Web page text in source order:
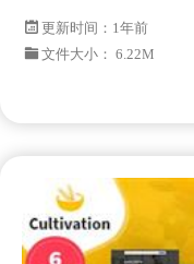
更新时间： 1年前
文件大小： 6.22M